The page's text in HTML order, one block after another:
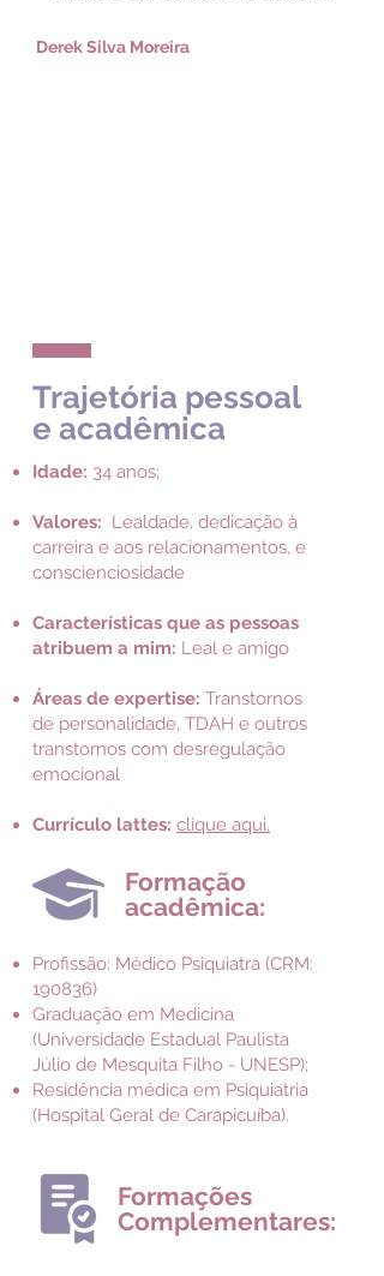
Derek Silva Moreira
Trajetória pessoal
e acadêmica
Idade: 34 anos;
Valores: Lealdade, dedicação à
carreira e aos relacionamentos, e
conscienciosidade
Características que as pessoas
atribuem a mim: Leal e amigo
Áreas de expertise: Transtornos
de personalidade, TDAH e outros
transtornos com desregulação
emocional
Currículo lattes: clique aqui.
Formação
acadêmica:
Profissão: Médico Psiquiatra (CRM:
190836)
Graduação em Medicina
(Universidade Estadual Paulista
Júlio de Mesquita Filho - UNESP);
Residência médica em Psiquiatria
(Hospital Geral de Carapicuíba).
Formações
Complementares: